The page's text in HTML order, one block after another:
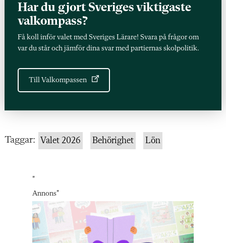
pengarna
Två rektorer fick 14 000 kr i tillägg – lärare blev utan
Vinnare av lärarlönelyftet: Rektorer och olegitimerade
Testa dig själv i lönespelet – vilken level är du på?
Har du gjort Sveriges viktigaste
valkompass?
Få koll inför valet med Sveriges Lärare! Svara på frågor om
var du står och jämför dina svar med partiernas skolpolitik.
Till Valkompassen
Taggar: Valet 2026 Behörighet Lön
"
Annons"